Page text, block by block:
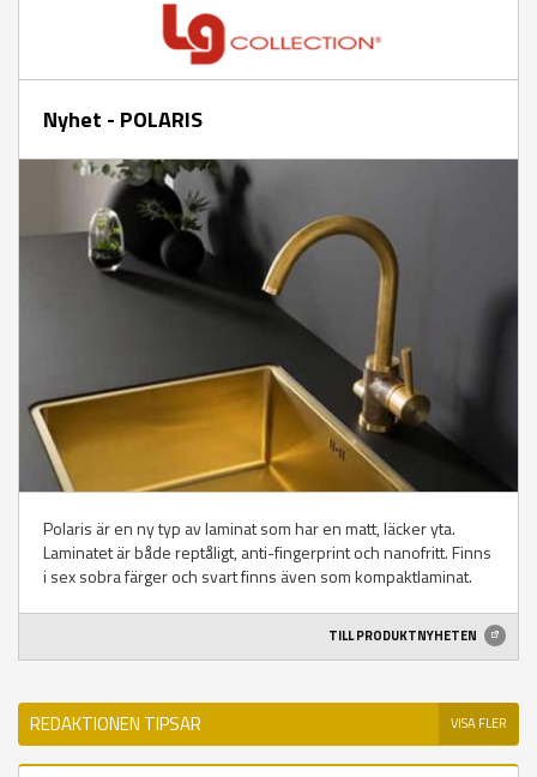
Nyhet - POLARIS
Polaris är en ny typ av laminat som har en matt, läcker yta.
Laminatet är både reptåligt, anti-fingerprint och nanofritt. Finns
i sex sobra färger och svart finns även som kompaktlaminat.
TILL PRODUKTNYHETEN
REDAKTIONEN TIPSAR VISA FLER